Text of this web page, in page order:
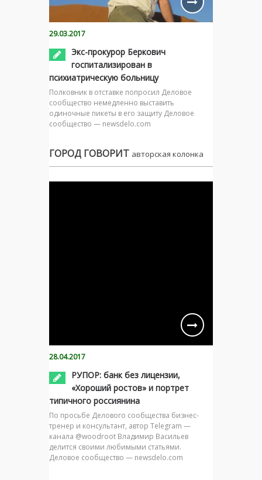
29.03.2017
Экс-прокурор Беркович
госпитализирован в
психиатрическую больницу
Полковник в отставке попросил Деловое
сообщество немедленно выставить
одиночные пикеты в его защиту Деловое
сообщество — newsdelo.com
ГОРОД ГОВОРИТ авторская колонка
28.04.2017
РУПОР: банк без лицензии,
«Хороший ростов» и портрет
типичного россиянина
По просьбе Делового сообщества бизнес-
тренер и консультант, автор Telegram —
канала @woodroot Владимир Васильев
делится своими любимыми статьями.
Деловое сообщество — newsdelo.com